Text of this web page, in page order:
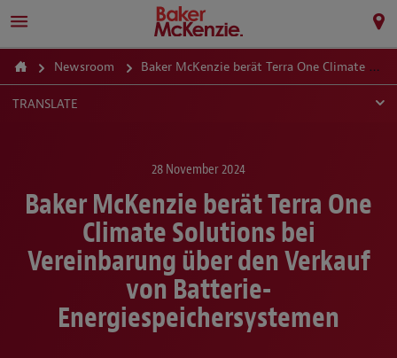
Newsroom Baker McKenzie berät Terra One Climate Solutions bei Vereinbarung über den Verkauf von Batterie-Energiespeichersystemen
TRANSLATE
28 November 2024
Baker McKenzie berät Terra One
Climate Solutions bei
Vereinbarung über den Verkauf
von Batterie-
Energiespeichersystemen